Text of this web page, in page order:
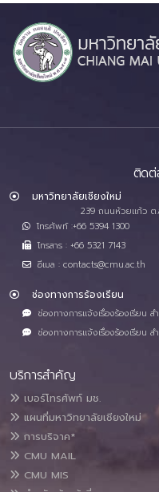
ติดต่
มหาวิทยาลัยเชียงใหม่
239 ถนนห้วยแก้ว ต.
โทรศัพท์ :+66 5394 1300
โทรสาร : +66 5321 7143
อีเมล : contacts@cmu.ac.th
ช่องทางการร้องเรียน
ช่องทางการแจ้งเรื่องร้องเรียน
ช่องทางการแจ้งเรื่องร้องเรียน
บริการสำคัญ
เบอร์โทรศัพท์ มช.
แผนที่มหาวิทยาลัยเชียงใหม่
การบริจาค*
CMU MAIL
CMU MIS